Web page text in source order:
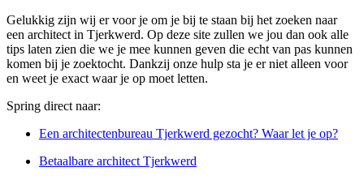
Gelukkig zijn wij er voor je om je bij te staan bij het zoeken naar
een architect in Tjerkwerd. Op deze site zullen we jou dan ook alle
tips laten zien die we je mee kunnen geven die echt van pas kunnen
komen bij je zoektocht. Dankzij onze hulp sta je er niet alleen voor
en weet je exact waar je op moet letten.
Spring direct naar:
Een architectenbureau Tjerkwerd gezocht? Waar let je op?
Betaalbare architect Tjerkwerd